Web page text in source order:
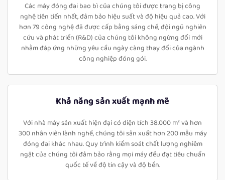
Các máy đóng đai bao bì của chúng tôi được trang bị công
nghệ tiên tiến nhất, đảm bảo hiệu suất và độ hiệu quả cao. Với
hơn 79 công nghệ đã được cấp bằng sáng chế, đội ngũ nghiên
cứu và phát triển (R&D) của chúng tôi không ngừng đổi mới
nhằm đáp ứng những yêu cầu ngày càng thay đổi của ngành
công nghiệp đóng gói.
Khả năng sản xuất mạnh mẽ
Với nhà máy sản xuất hiện đại có diện tích 38.000 m² và hơn
300 nhân viên lành nghề, chúng tôi sản xuất hơn 200 mẫu máy
đóng đai khác nhau. Quy trình kiểm soát chất lượng nghiêm
ngặt của chúng tôi đảm bảo rằng mọi máy đều đạt tiêu chuẩn
quốc tế về độ tin cậy và độ bền.